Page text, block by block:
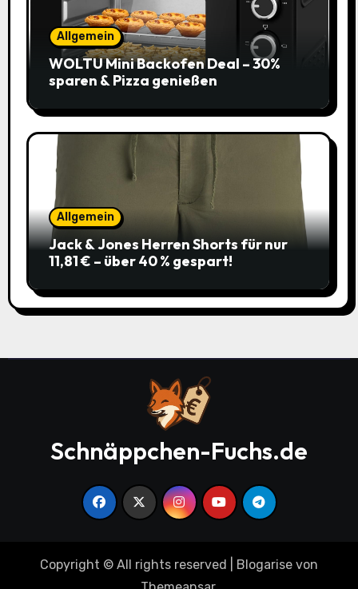
Allgemein
WOLTU Mini Backofen Deal – 30%
sparen & Pizza genießen
Allgemein
Jack & Jones Herren Shorts für nur
11,81 € – über 40 % gespart!
Schnäppchen-Fuchs.de
Copyright © All rights reserved Blogarise von